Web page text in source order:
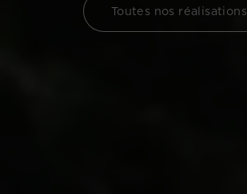
Toutes nos réalisations